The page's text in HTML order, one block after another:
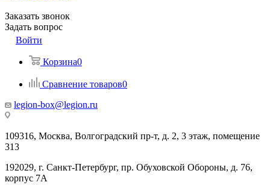
Заказать звонок
Задать вопрос
Войти
Корзина0
Сравнение товаров0
legion-box@legion.ru
109316, Москва, Волгоградский пр-т, д. 2, 3 этаж, помещение
313
192029, г. Санкт-Петербург, пр. Обуховской Обороны, д. 76,
корпус 7А